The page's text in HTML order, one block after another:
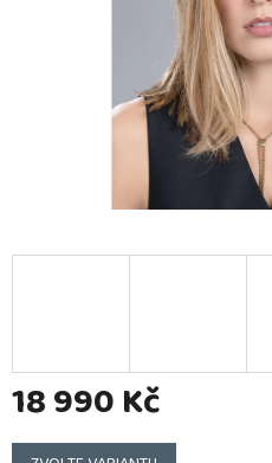
18 990 Kč
Měrná